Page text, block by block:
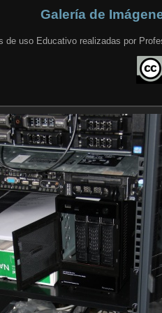
Galería de
de uso Educativo realizadas por